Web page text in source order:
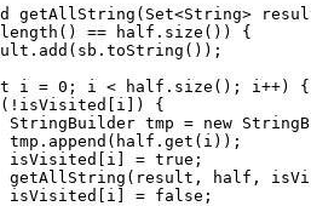
getAllString (Set<String>
== half.size()) {
i = 0 ; i < half.size(); i++) {
(!isVisited[i]) {
StringBuilder tmp = new
tmp.append(half.get(i));
isVisited[i] =
true ;
getAllString(result, half,
isVisited[i] =
false ;